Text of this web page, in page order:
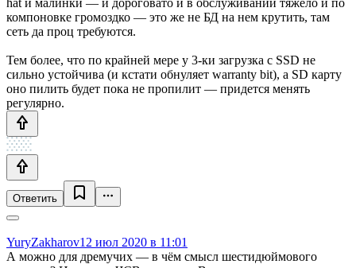
компоновке громоздко — это же не БД на нем крутить, там
сеть да проц требуются.
Тем более, что по крайней мере у 3-ки загрузка с SSD не
сильно устойчива (и кстати обнуляет warranty bit), а SD карту
оно пилить будет пока не пропилит — придется менять
регулярно.
Ответить
YuryZakharov12 июл 2020 в 11:01
А можно для дремучих — в чём смысл шестидюймового